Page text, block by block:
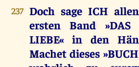
237 Doch sage ICH
ersten Band »DAS
LIEBE« in den
Machet dieses